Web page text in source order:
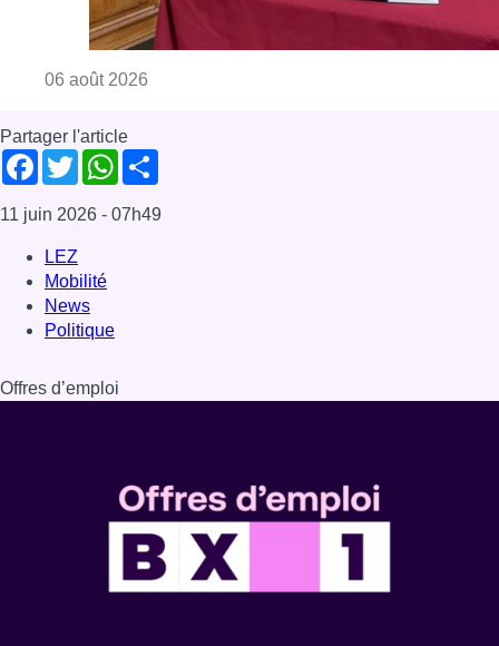
06 août 2026
Partager l'article
Facebook
TwitterWhatsApp
11 juin 2026 - 07h49
LEZ
Mobilité
News
Politique
Offres d’emploi